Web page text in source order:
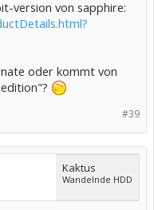
version von sapphire:
oder kommt von
#39
Kaktus
Wandelnde HDD